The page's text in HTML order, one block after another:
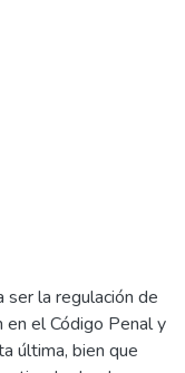
la regulación de
el Código Penal y
última, bien que